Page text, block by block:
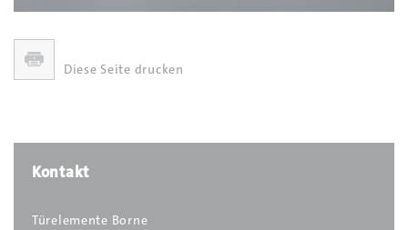
Optional ist in einigen Oberflächen auch
Wandstärkenausgleich von +27 mm.
Diese Seite drucken
Kontakt
Türelemente Borne